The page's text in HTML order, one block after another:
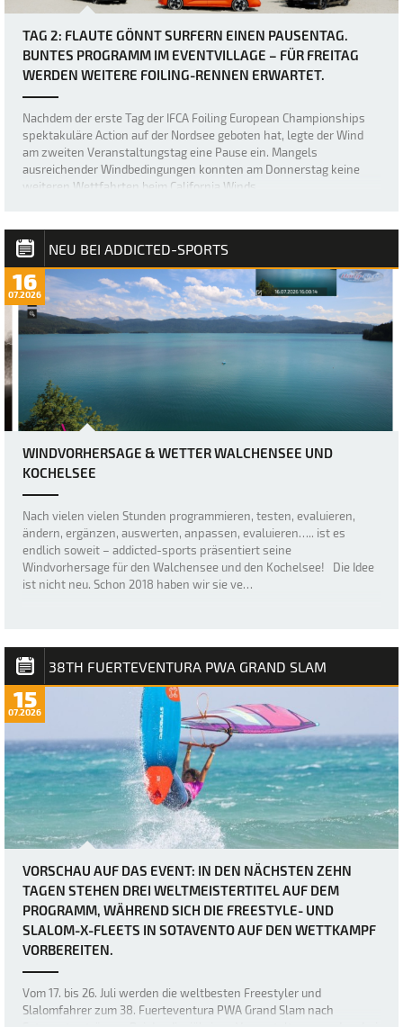
TAG 2: FLAUTE GÖNNT SURFERN EINEN PAUSENTAG.
BUNTES PROGRAMM IM EVENTVILLAGE – FÜR FREITAG
WERDEN WEITERE FOILING-RENNEN ERWARTET.
Nachdem der erste Tag der IFCA Foiling European Championships
spektakuläre Action auf der Nordsee geboten hat, legte der Wind
am zweiten Veranstaltungstag eine Pause ein. Mangels
ausreichender Windbedingungen konnten am Donnerstag keine
weiteren Wettfahrten beim California Winds…
NEU BEI ADDICTED-SPORTS
16
07.2026
WINDVORHERSAGE & WETTER WALCHENSEE UND
KOCHELSEE
Nach vielen vielen Stunden programmieren, testen, evaluieren,
ändern, ergänzen, auswerten, anpassen, evaluieren….. ist es
endlich soweit – addicted-sports präsentiert seine
Windvorhersage für den Walchensee und den Kochelsee! Die Idee
ist nicht neu. Schon 2018 haben wir sie ve…
38TH FUERTEVENTURA PWA GRAND SLAM
15
07.2026
VORSCHAU AUF DAS EVENT: IN DEN NÄCHSTEN ZEHN
TAGEN STEHEN DREI WELTMEISTERTITEL AUF DEM
PROGRAMM, WÄHREND SICH DIE FREESTYLE- UND
SLALOM-X-FLEETS IN SOTAVENTO AUF DEN WETTKAMPF
VORBEREITEN.
Vom 17. bis 26. Juli werden die weltbesten Freestyler und
Slalomfahrer zum 38. Fuerteventura PWA Grand Slam nach